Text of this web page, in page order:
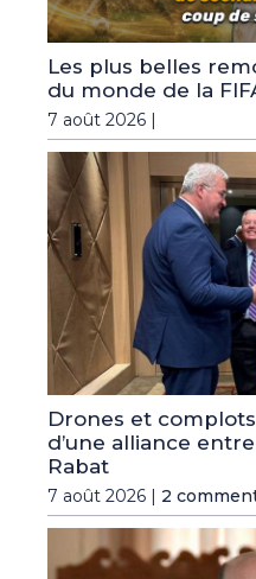
Les plus belles
du monde de la
7 août 2026 |
Drones et
d’une alliance
Rabat
7 août 2026 | 2